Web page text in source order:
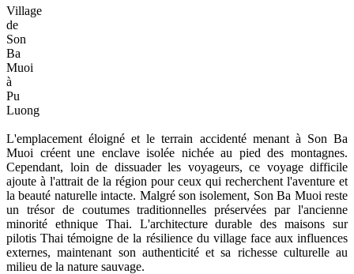
Village
de
Son
Ba
Muoi
à
Pu
Luong
L'emplacement éloigné et le terrain accidenté menant à Son Ba
Muoi créent une enclave isolée nichée au pied des montagnes.
Cependant, loin de dissuader les voyageurs, ce voyage difficile
ajoute à l'attrait de la région pour ceux qui recherchent l'aventure et
la beauté naturelle intacte. Malgré son isolement, Son Ba Muoi reste
un trésor de coutumes traditionnelles préservées par l'ancienne
minorité ethnique Thai. L'architecture durable des maisons sur
pilotis Thai témoigne de la résilience du village face aux influences
externes, maintenant son authenticité et sa richesse culturelle au
milieu de la nature sauvage.